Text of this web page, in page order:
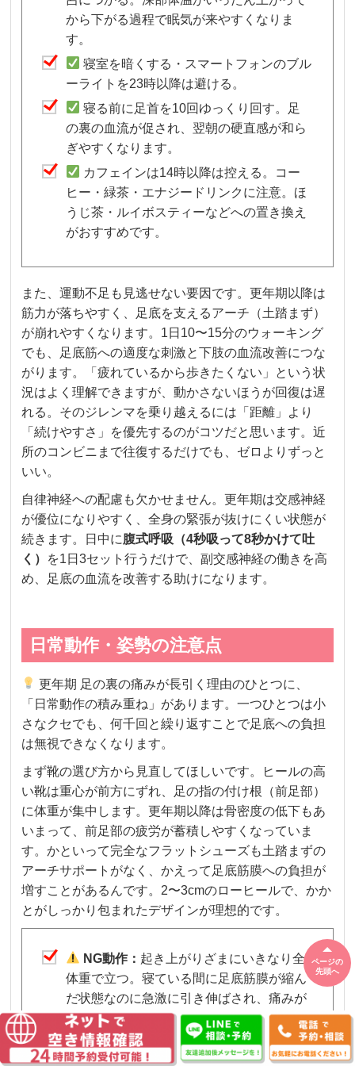
から下がる過程で眠気が来やすくなりま
す。
寝室を暗くする・スマートフォンのブル
ーライトを23時以降は避ける。
寝る前に足首を10回ゆっくり回す。足
の裏の血流が促され、翌朝の硬直感が和ら
ぎやすくなります。
カフェインは14時以降は控える。コー
ヒー・緑茶・エナジードリンクに注意。ほ
うじ茶・ルイボスティーなどへの置き換え
がおすすめです。
また、運動不足も見逃せない要因です。更年期以降は
筋力が落ちやすく、足底を支えるアーチ（土踏まず）
が崩れやすくなります。1日10〜15分のウォーキング
でも、足底筋への適度な刺激と下肢の血流改善につな
がります。「疲れているから歩きたくない」という状
況はよく理解できますが、動かさないほうが回復は遅
れる。そのジレンマを乗り越えるには「距離」より
「続けやすさ」を優先するのがコツだと思います。近
所のコンビニまで往復するだけでも、ゼロよりずっと
いい。
自律神経への配慮も欠かせません。更年期は交感神経
が優位になりやすく、全身の緊張が抜けにくい状態が
続きます。日中に腹式呼吸（4秒吸って8秒かけて吐
く）
を1日3セット行うだけで、副交感神経の働きを高
め、足底の血流を改善する助けになります。
日常動作・姿勢の注意点
更年期 足の裏の痛みが長引く理由のひとつに、
「日常動作の積み重ね」があります。一つひとつは小
さなクセでも、何千回と繰り返すことで足底への負担
は無視できなくなります。
まず靴の選び方から見直してほしいです。ヒールの高
い靴は重心が前方にずれ、足の指の付け根（前足部）
に体重が集中します。更年期以降は骨密度の低下もあ
いまって、前足部の疲労が蓄積しやすくなっていま
す。かといって完全なフラットシューズも土踏まずの
アーチサポートがなく、かえって足底筋膜への負担が
増すことがあるんです。2〜3cmのローヒールで、かか
とがしっかり包まれたデザインが理想的です。
NG動作： 起き上がりざまにいきなり全
体重で立つ。寝ている間に足底筋膜が縮ん
だ状態なのに急激に引き伸ばされ、痛みが
走ります。ベッドの端に腰かけ、足首を数
回動かしてから立ち上がるだけで違いま
す。
ページの
先頭へ